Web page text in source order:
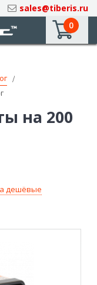
sales@tiberis.ru
0
на 200
дешёвые